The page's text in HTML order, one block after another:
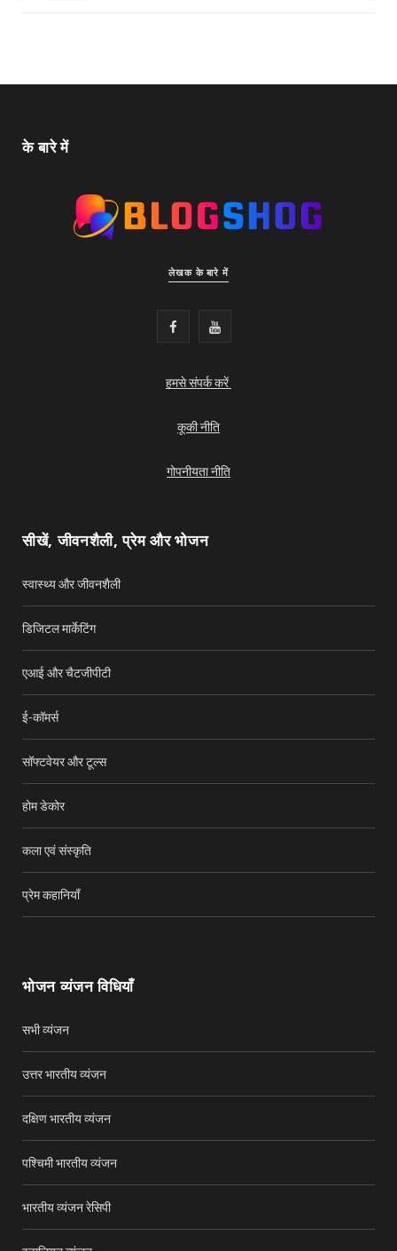
के बारे में
लेखक के बारे में
c
e
Y
u
हमसे संपर्क करें
कूकी नीति
गोपनीयता नीति
सीखें, जीवनशैली, प्रेम और भोजन
स्वास्थ्य और जीवनशैली
डिजिटल मार्केटिंग
एआई और चैटजीपीटी
ई-कॉमर्स
सॉफ्टवेयर और टूल्स
होम डेकोर
कला एवं संस्कृति
प्रेम कहानियाँ
भोजन व्यंजन विधियाँ
सभी व्यंजन
उत्तर भारतीय व्यंजन
दक्षिण भारतीय व्यंजन
पश्चिमी भारतीय व्यंजन
भारतीय व्यंजन रेसिपी